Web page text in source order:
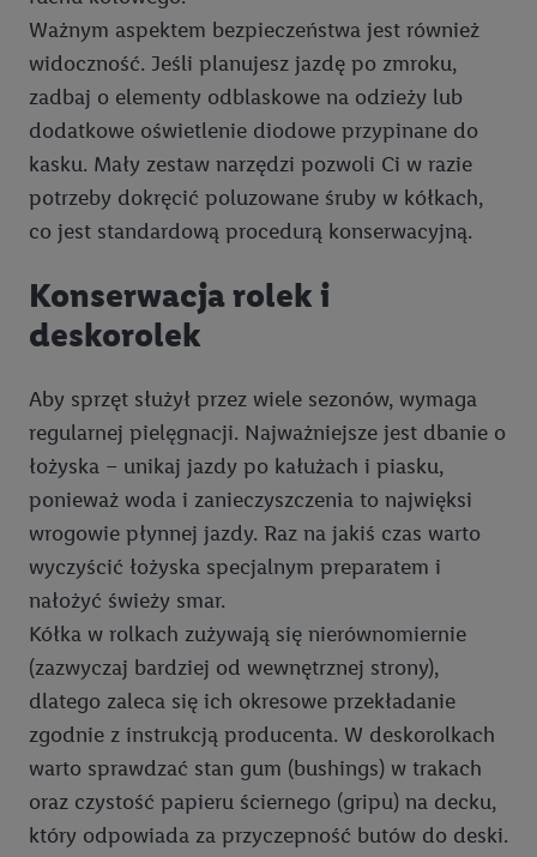
Ważnym aspektem bezpieczeństwa jest również
widoczność. Jeśli planujesz jazdę po zmroku,
zadbaj o elementy odblaskowe na odzieży lub
dodatkowe oświetlenie diodowe przypinane do
kasku. Mały zestaw narzędzi pozwoli Ci w razie
potrzeby dokręcić poluzowane śruby w kółkach,
co jest standardową procedurą konserwacyjną.
Konserwacja rolek i
deskorolek
Aby sprzęt służył przez wiele sezonów, wymaga
regularnej pielęgnacji. Najważniejsze jest dbanie o
łożyska – unikaj jazdy po kałużach i piasku,
ponieważ woda i zanieczyszczenia to najwięksi
wrogowie płynnej jazdy. Raz na jakiś czas warto
wyczyścić łożyska specjalnym preparatem i
nałożyć świeży smar.
Kółka w rolkach zużywają się nierównomiernie
(zazwyczaj bardziej od wewnętrznej strony),
dlatego zaleca się ich okresowe przekładanie
zgodnie z instrukcją producenta. W deskorolkach
warto sprawdzać stan gum (bushings) w trakach
oraz czystość papieru ściernego (gripu) na decku,
który odpowiada za przyczepność butów do deski.
korzystanie z technologii Utiq można wycofać w dowolnym
momencie za pośrednictwem portalu ochrony
danych Utiq
lub poprzez "Dostosuj"/"Korzystanie z
technologii Utiq opartej na telekomunikacji do celów
marketingu cyfrowego" w opcjach rozwijanych poniżej
(wyłącznie w odniesieniu usług Lidl). Więcej informacji
można znaleźć wpolityce prywatności Utiq.
wyłącznie technicznie niezbędne technologie. Klikając
"Zgadzam się", użytkownik wyraża zgodę na przetwarzanie
danych we wszystkich wyżej wymienionych celach, w tym na
informacje, w tym okresy przechowywania danych i prawo do
cofnięcia zgody w dowolnym momencie ze skutkiem na
przyszłość, można znaleźć w naszej
polityce prywatności
Informacje dot. Administratorów można znaleźć
. W
sekcji "Dostosuj" możesz wyrazić zgodę na poszczególne cele
wykorzystania danych oraz dla partnerów ; dotyczy to również
celów i funkcji wymienionych poniżej w formie słów
kluczowych w kontekście korzystania z IAB TCF do celów
reklamowych i pomiaru wydajności:
Zapewnienie bezpieczeństwa, zapobieganie i wykrywanie
oszustw oraz rozwiązywanie problemów, dostarczanie i
wyświetlanie reklam i treści, synchronizacja i łączenie danych
z różnych źródeł, łączenie różnych urządzeń, identyfikacja
urządzeń na podstawie automatycznie przesyłanych
informacji, mierzenie sukcesu kampanii reklamowych za